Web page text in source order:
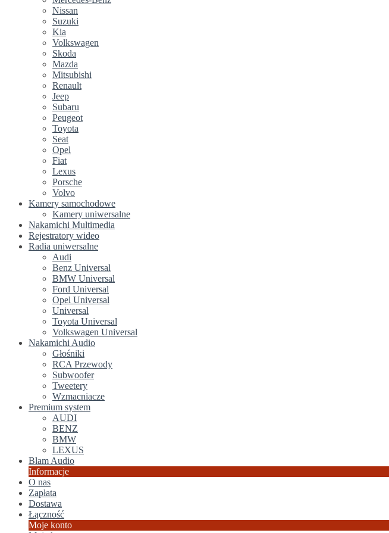
Nissan
Suzuki
Kia
Volkswagen
Skoda
Mazda
Mitsubishi
Renault
Jeep
Subaru
Peugeot
Toyota
Seat
Opel
Fiat
Lexus
Porsche
Volvo
Kamery samochodowe
Kamery uniwersalne
Nakamichi Multimedia
Rejestratory wideo
Radia uniwersalne
Audi
Benz Universal
BMW Universal
Ford Universal
Opel Universal
Universal
Toyota Universal
Volkswagen Universal
Nakamichi Audio
Głośniki
RCA Przewody
Subwoofer
Tweetery
Wzmacniacze
Premium system
AUDI
BENZ
BMW
LEXUS
Blam Audio
Informacje
O nas
Zapłata
Dostawa
Łączność
Moje konto